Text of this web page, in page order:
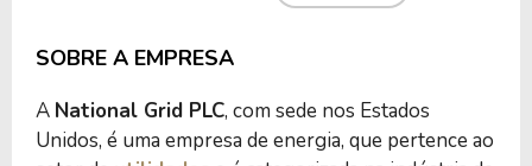
SOBRE A EMPRESA
A National Grid PLC, com sede nos Estados
Unidos, é uma empresa de energia, que pertence ao